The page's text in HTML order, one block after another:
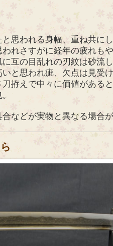
思われる身幅、重ね共に
れさすがに経年の疲れも
互の目乱れの刃紋は砂流
と思われ疵、欠点は見受
拵えで中々に価値がある
などが実物と異なる場合